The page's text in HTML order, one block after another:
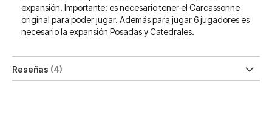
expansión. Importante: es necesario tener el Carcassonne
original para poder jugar. Además para jugar 6 jugadores es
necesario la expansión Posadas y Catedrales.
Reseñas 4